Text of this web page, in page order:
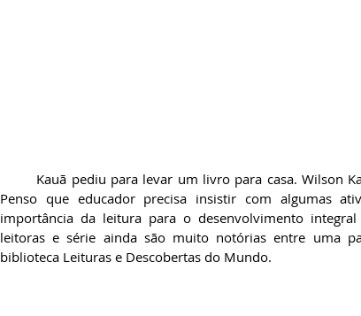
Penso que educador precisa insistir com algumas
importância da leitura para o desenvolvimento
leitoras e série ainda são muito notórias entre uma
biblioteca Leituras e Descobertas do Mundo.